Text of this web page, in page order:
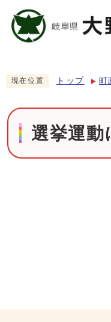
現在位置 トップ 町
選挙運動